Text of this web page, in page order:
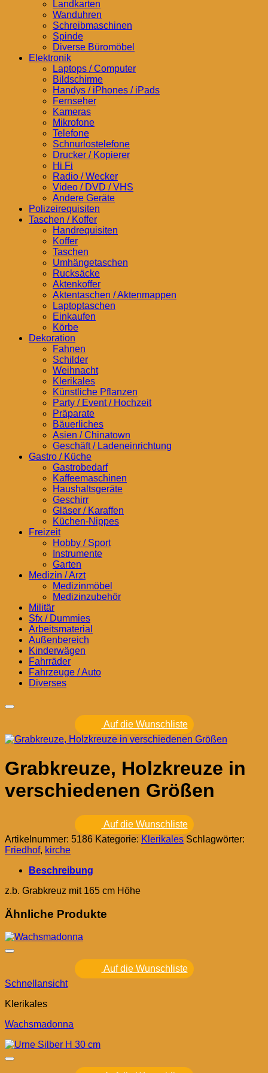
Landkarten
Wanduhren
Schreibmaschinen
Spinde
Diverse Büromöbel
Elektronik
Laptops / Computer
Bildschirme
Handys / iPhones / iPads
Fernseher
Kameras
Mikrofone
Telefone
Schnurlostelefone
Drucker / Kopierer
Hi Fi
Radio / Wecker
Video / DVD / VHS
Andere Geräte
Polizeirequisiten
Taschen / Koffer
Handrequisiten
Koffer
Taschen
Umhängetaschen
Rucksäcke
Aktenkoffer
Aktentaschen / Aktenmappen
Laptoptaschen
Einkaufen
Körbe
Dekoration
Fahnen
Schilder
Weihnacht
Klerikales
Künstliche Pflanzen
Party / Event / Hochzeit
Präparate
Bäuerliches
Asien / Chinatown
Geschäft / Ladeneinrichtung
Gastro / Küche
Gastrobedarf
Kaffeemaschinen
Haushaltsgeräte
Geschirr
Gläser / Karaffen
Küchen-Nippes
Freizeit
Hobby / Sport
Instrumente
Garten
Medizin / Arzt
Medizinmöbel
Medizinzubehör
Militär
Sfx / Dummies
Arbeitsmaterial
Außenbereich
Kinderwägen
Fahrräder
Fahrzeuge / Auto
Diverses
Auf die Wunschliste
Grabkreuze, Holzkreuze in
verschiedenen Größen
Auf die Wunschliste
Artikelnummer: 5186 Kategorie: Klerikales Schlagwörter:
Friedhof, kirche
Beschreibung
z.b. Grabkreuz mit 165 cm Höhe
Ähnliche Produkte
Auf die Wunschliste
Schnellansicht
Klerikales
Wachsmadonna